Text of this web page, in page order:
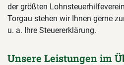
der größten
Torgau stehen wir Ihnen gerne
u. a. Ihre Steuererklärung.
Unsere Leistungen im